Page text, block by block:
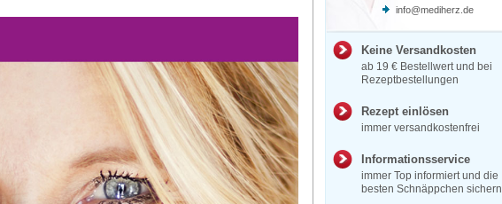
info@mediherz.de
Keine Versandkosten
ab 19 € Bestellwert und bei
Rezeptbestellungen
Rezept einlösen
immer versandkostenfrei
Informationsservice
immer Top informiert und die
besten Schnäppchen sichern